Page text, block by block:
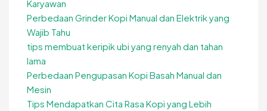
Karyawan
Perbedaan Grinder Kopi Manual dan Elektrik yang
Wajib Tahu
tips membuat keripik ubi yang renyah dan tahan
lama
Perbedaan Pengupasan Kopi Basah Manual dan
Mesin
Tips Mendapatkan Cita Rasa Kopi yang Lebih